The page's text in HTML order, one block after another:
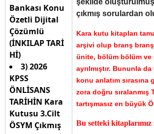
Bankası Konu
Özetli Dijital
Çözümlü
(İNKILAP TARİ
Hİ)
3) 2026
KPSS
ÖNLİSANS
TARİHİN Kara
Kutusu 3.Cilt
ÖSYM Çıkmış
şekilde oluşturulmuş
çıkmış sorulardan
Kara kutu kitapları
arşivi olup branş
ünite, bölüm bölüm ve
ayrılmıştır. Bununla
konu anlatım sırasına
zora doğru sıralanmış
tartışmasız en büyük
Bu setteki